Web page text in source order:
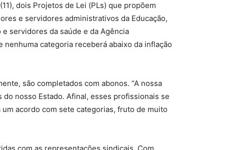
dois Projetos de Lei (PLs) que propõem
e servidores administrativos da Educação,
servidores da saúde e da Agência
categoria receberá abaixo da inflação
são completados com abonos. “A nossa
nosso Estado. Afinal, esses profissionais se
acordo com sete categorias, fruto de muito